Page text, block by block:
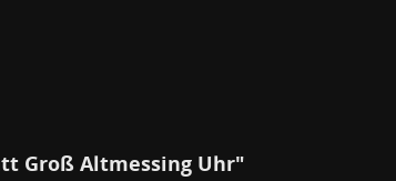
Groß Altmessing Uhr"